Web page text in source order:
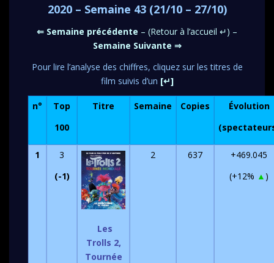
2020 – Semaine 43 (21/10 – 27/10)
⇐ Semaine précédente – (Retour à l’accueil ↵) –
Semaine Suivante ⇒
Pour lire l’analyse des chiffres, cliquez sur les titres de
film suivis d’un [↵]
n°
Top
100
Titre Semaine Copies
Évolution
1
3
(-1)
Les
Trolls 2,
Tournée
2 637
+469.045
(+12% ▲ )